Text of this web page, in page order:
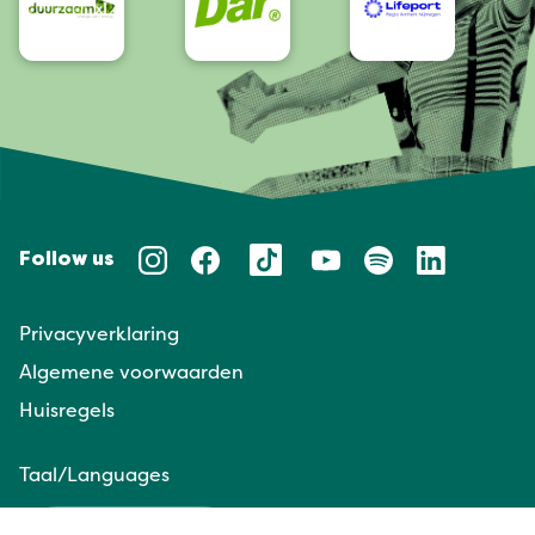
Follow us
Privacyverklaring
Algemene voorwaarden
Huisregels
Taal/Languages